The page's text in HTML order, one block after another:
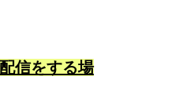
信をする場